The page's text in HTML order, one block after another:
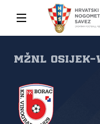
MŽNL